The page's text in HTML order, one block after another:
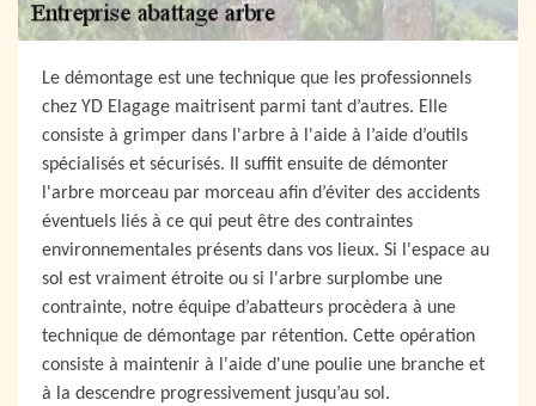
Le démontage est une technique que les professionnels
chez YD Elagage maitrisent parmi tant d’autres. Elle
consiste à grimper dans l'arbre à l'aide à l’aide d’outils
spécialisés et sécurisés. Il suffit ensuite de démonter
l'arbre morceau par morceau afin d’éviter des accidents
éventuels liés à ce qui peut être des contraintes
environnementales présents dans vos lieux. Si l'espace au
sol est vraiment étroite ou si l'arbre surplombe une
contrainte, notre équipe d’abatteurs procèdera à une
technique de démontage par rétention. Cette opération
consiste à maintenir à l'aide d'une poulie une branche et
à la descendre progressivement jusqu’au sol.